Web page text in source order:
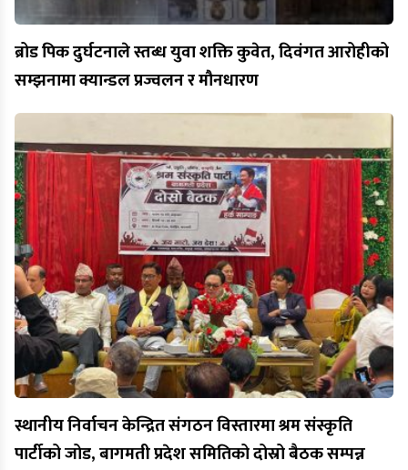
ब्रोड पिक दुर्घटनाले स्तब्ध युवा शक्ति कुवेत, दिवंगत आरोहीको
सम्झनामा क्यान्डल प्रज्वलन र मौनधारण
स्थानीय निर्वाचन केन्द्रित संगठन विस्तारमा श्रम संस्कृति
पार्टीको जोड, बागमती प्रदेश समितिको दोस्रो बैठक सम्पन्न